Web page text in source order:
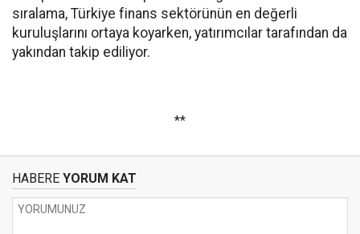
sıralama, Türkiye finans sektörünün en değerli
kuruluşlarını ortaya koyarken, yatırımcılar tarafından da
yakından takip ediliyor.
**
HABERE YORUM KAT